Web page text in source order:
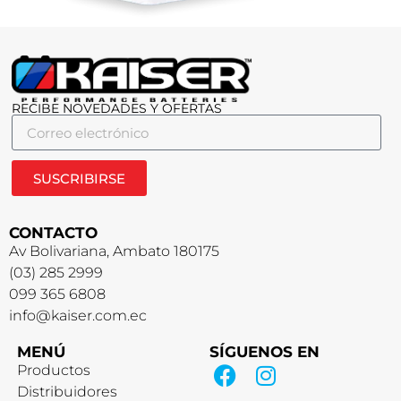
RECIBE NOVEDADES Y OFERTAS
SUSCRIBIRSE
CONTACTO
Av Bolivariana, Ambato 180175
(03) 285 2999
099 365 6808
info@kaiser.com.ec
MENÚ
Productos
Distribuidores
SÍGUENOS EN